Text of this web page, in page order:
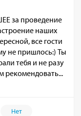
за проведение
наших
все гости
не пришлось:) Ты
тебя и не разу
рекомендовать...
Нет